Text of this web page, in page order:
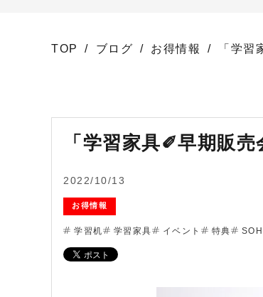
TOP ブログ お得情報 「学
「学習家具✐早期販
2022/10/13
お得情報
学習机 学習家具 イベント 特典